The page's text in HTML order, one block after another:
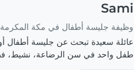
Sami
وظيفة جليسة أطفال في مكة المكرمة
عائلة سعيدة تبحث عن جليسة أطفال أو
طفل واحد في سن الرضاعة،